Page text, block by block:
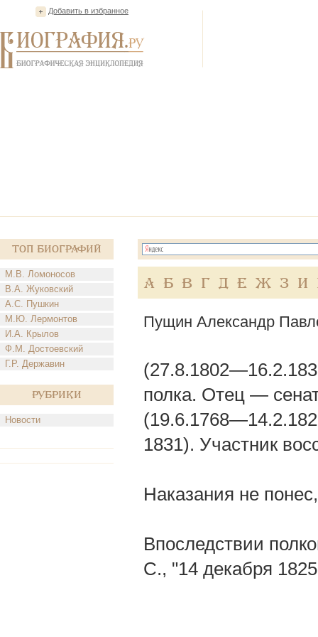
Добавить в избранное
Топ Биографий
М.В. Ломоносов
В.А. Жуковский
А.С. Пушкин
М.Ю. Лермонтов
И.А. Крылов
Ф.М. Достоевский
Г.Р. Державин
Рубрики
Новости
А Б В Г Д Е Ж З И
Пущин Александр
полка. Отец —
1831). Участник
Наказания не
Впоследствии
С., "14 декабря